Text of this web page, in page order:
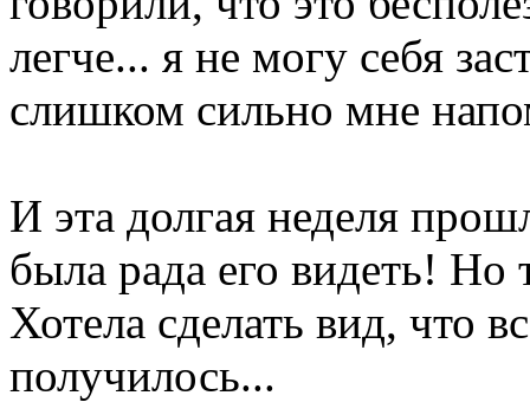
легче... я не могу себя
слишком сильно мне
И эта долгая неделя
была рада его видеть! Но
Хотела сделать вид, что
получилось...